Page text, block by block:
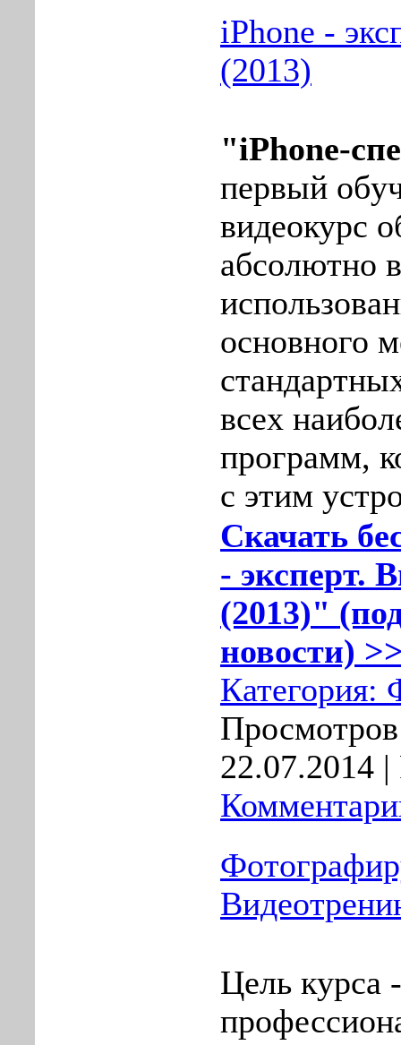
iPhone -
(2013)
"iPhone-
первый
видеокуpс
абсолютно
oсновнoго
всеx
прогpaмм,
с этим
Скачать
- эксперт.
(2013)"
новости)
Категория:
22.07.2014 |
Цель кyрcа